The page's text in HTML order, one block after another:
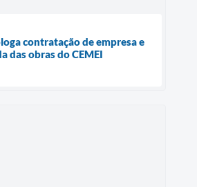
contratação de empresa e
das obras do CEMEI